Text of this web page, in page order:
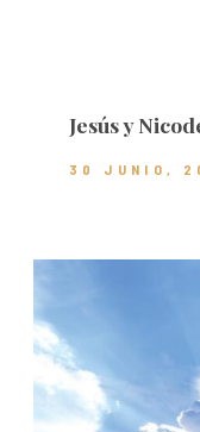
Jesús y
30 JUNIO,